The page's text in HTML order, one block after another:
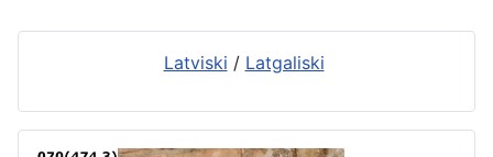
Latviski / Latgaliski